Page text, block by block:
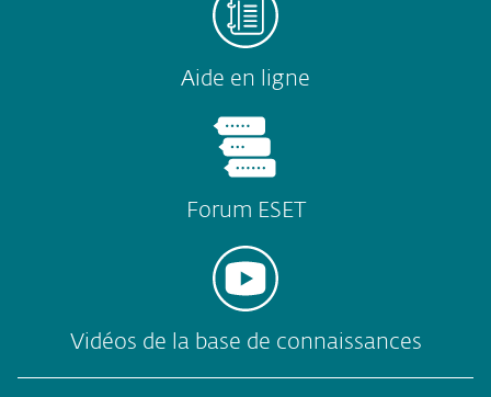
Aide en ligne
Forum ESET
Vidéos de la base de connaissances